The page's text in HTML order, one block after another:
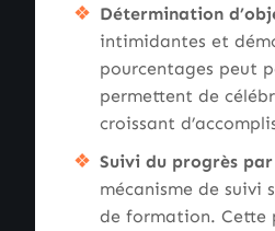
Détermination
intimidantes et
pourcentages peut
permettent de
croissant
Suivi du progrès
mécanisme de suivi
de formation. Cette